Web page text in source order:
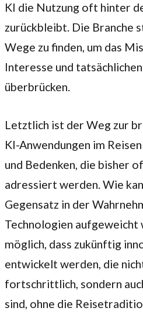
KI die Nutzung oft hinter
zurückbleibt. Die Branche
Wege zu finden, um das
Interesse und
überbrücken.
Letztlich ist der Weg zur
KI-Anwendungen im
und Bedenken, die bisher
adressiert werden. Wie
Gegensatz in der
Technologien aufgeweicht
möglich, dass zukünftig
entwickelt werden, die
fortschrittlich, sondern
sind, ohne die